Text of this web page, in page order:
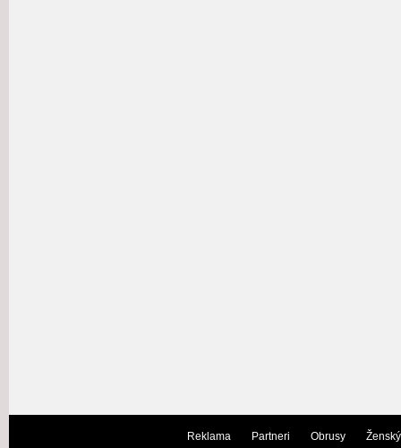
Reklama Partneri Obrusy